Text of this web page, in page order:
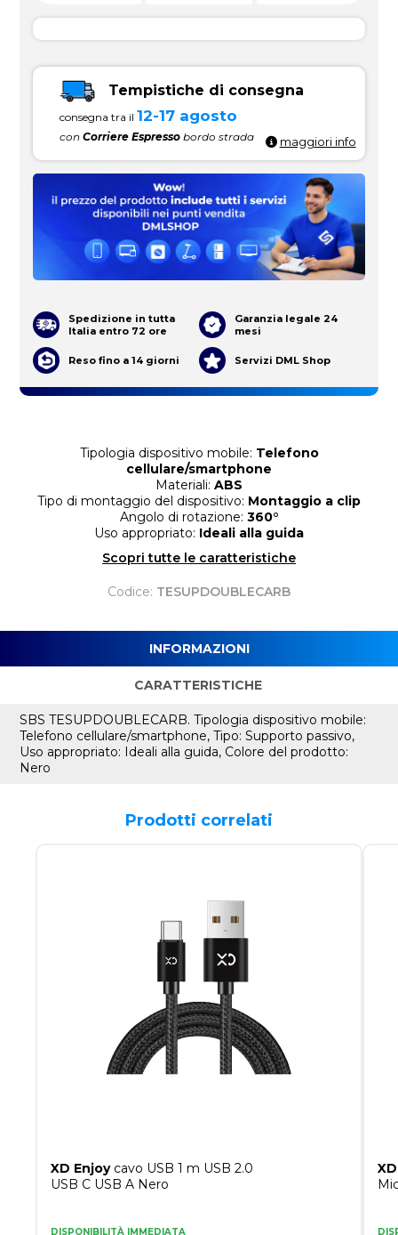
Tipologia dispositivo mobile: Telefono
cellulare/smartphone
Materiali: ABS
Tipo di montaggio del dispositivo: Montaggio a clip
Angolo di rotazione: 360°
Uso appropriato: Ideali alla guida
Scopri tutte le caratteristiche
Codice: TESUPDOUBLECARB
Tempistiche di consegna
consegna tra il 12-17 agosto
conCorriere Espresso bordo strada maggiori info
Spedizione in tutta
Italia entro 72 ore
Garanzia legale 24
mesi
Reso fino a 14 giorni Servizi DML Shop
INFORMAZIONI
CARATTERISTICHE
SBS TESUPDOUBLECARB. Tipologia dispositivo mobile:
Telefono cellulare/smartphone, Tipo: Supporto passivo,
Uso appropriato: Ideali alla guida, Colore del prodotto:
Nero
Prodotti correlati
XD Enjoycavo USB 1 m USB 2.0
USB C USB A Nero
DISPONIBILITÀ IMMEDIATA